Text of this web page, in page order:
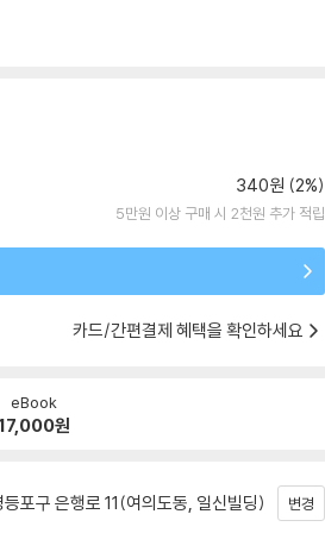
340원 (2%)
5만원 이상 구매 시 2천원 추가 적립
카드/간편결제 혜택을 확인하세요
eBook
원
포구 은행로 11(여의도동, 일신빌딩) 변경